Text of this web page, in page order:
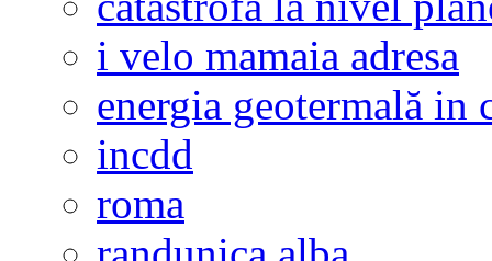
i velo mamaia adresa
energia geotermală in
incdd
roma